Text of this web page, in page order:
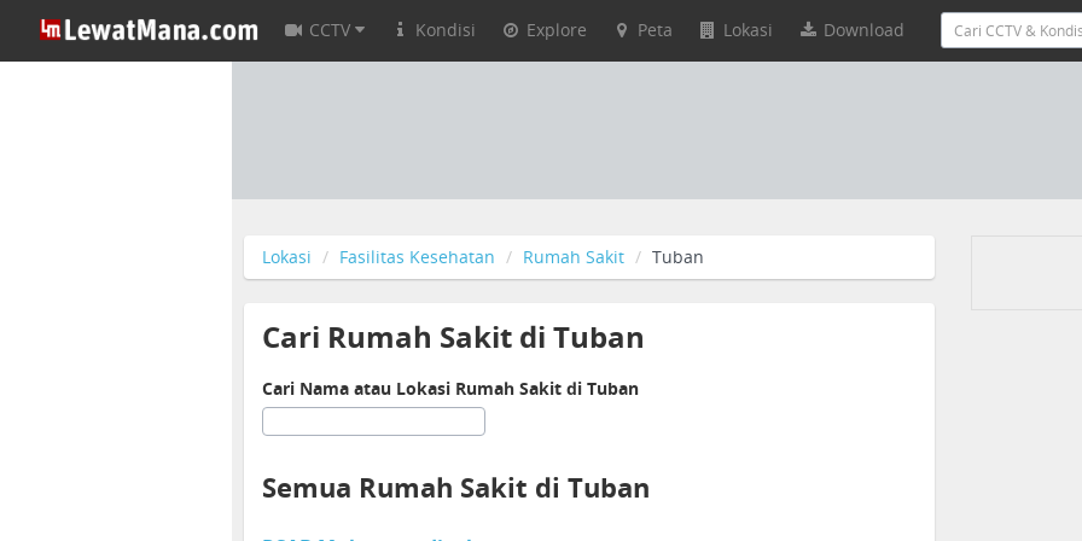
CCTV Kondisi Explore Peta Lokasi Download
Lokasi Fasilitas Kesehatan Rumah Sakit Tuban
Cari Rumah Sakit di Tuban
Cari Nama atau Lokasi Rumah Sakit di Tuban
Semua Rumah Sakit di Tuban